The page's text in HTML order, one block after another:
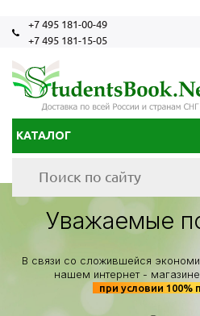
+7 495 181-00-49
+7 495 181-15-05
КАТАЛОГ
Уважаемые
В связи со сложившейся
нашем интернет -
при условии 100%